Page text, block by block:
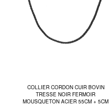
COLLIER CORDON CUIR BOVIN
TRESSE NOIR FERMOIR
MOUSQUETON ACIER 55CM + 5CM